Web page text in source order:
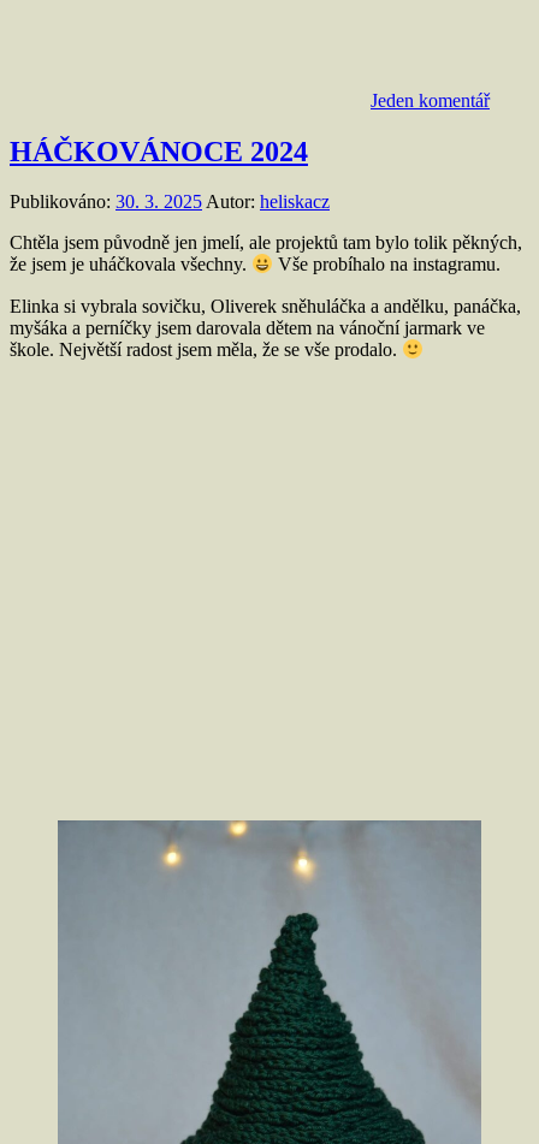
Jeden komentář
HÁČKOVÁNOCE 2024
Publikováno: 30. 3. 2025Autor: heliskacz
Chtěla jsem původně jen jmelí, ale projektů tam bylo tolik pěkných,
že jsem je uháčkovala všechny.
Vše probíhalo na instagramu.
Elinka si vybrala sovičku, Oliverek sněhuláčka a andělku, panáčka,
myšáka a perníčky jsem darovala dětem na vánoční jarmark ve
škole. Největší radost jsem měla, že se vše prodalo.